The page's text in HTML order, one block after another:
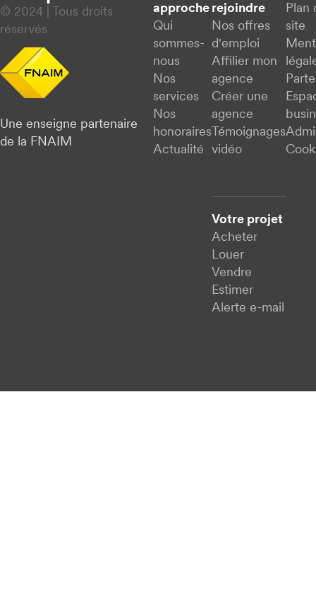
© 2024 | Tous droits
réservés
Une enseigne partenaire
de la FNAIM
approche
Qui
sommes-
nous
Nos
services
Nos
honoraires
Actualité
rejoindre
Nos offres
d'emploi
Affilier mon
agence
Créer une
agence
Témoignages
vidéo
Votre projet
Acheter
Louer
Vendre
Estimer
Alerte e-mail
Plan
site